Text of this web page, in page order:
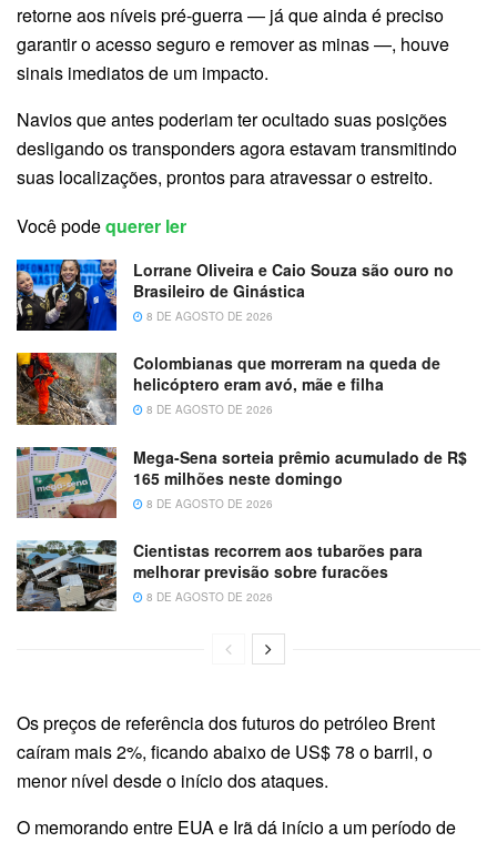
retorne aos níveis pré-guerra — já que ainda é preciso
garantir o acesso seguro e remover as minas —, houve
sinais imediatos de um impacto.
Navios que antes poderiam ter ocultado suas posições
desligando os transponders agora estavam transmitindo
suas localizações, prontos para atravessar o estreito.
Você podequerer ler
Lorrane Oliveira e Caio Souza são ouro no
Brasileiro de Ginástica
8 DE AGOSTO DE 2026
Colombianas que morreram na queda de
helicóptero eram avó, mãe e filha
8 DE AGOSTO DE 2026
Mega-Sena sorteia prêmio acumulado de R$
165 milhões neste domingo
8 DE AGOSTO DE 2026
Cientistas recorrem aos tubarões para
melhorar previsão sobre furacões
8 DE AGOSTO DE 2026
Os preços de referência dos futuros do petróleo Brent
caíram mais 2%, ficando abaixo de US$ 78 o barril, o
menor nível desde o início dos ataques.
O memorando entre EUA e Irã dá início a um período de